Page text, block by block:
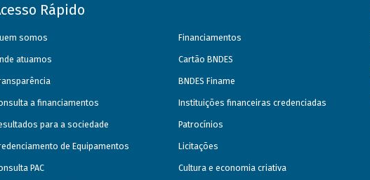
Rápido
somos
atuamos
a financiamentos
para a sociedade
de Equipamentos
PAC
Financiamentos
Cartão BNDES
BNDES Finame
Instituições financeiras credenciadas
Patrocínios
Licitações
Cultura e economia criativa